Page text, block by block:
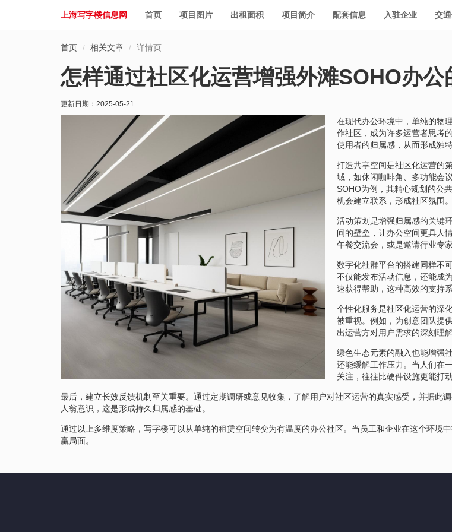
上海写字楼信息网 首页 项目图片 出租面积 项目简介 配套信息 入驻企业 交
首页 相关文章 详情页
怎样通过社区化运营增强外滩SOHO办公
更新日期： 2025-05-21
在现代办公环境中，单纯的物
作社区，成为许多运营者思考
使用者的归属感，从而形成独
打造共享空间是社区化运营的
域，如休闲咖啡角、多功能会
SOHO为例，其精心规划的公
机会建立联系，形成社区氛围。
活动策划是增强归属感的关键
间的壁垒，让办公空间更具人
午餐交流会，或是邀请行业专
数字化社群平台的搭建同样不
不仅能发布活动信息，还能成
速获得帮助，这种高效的支持
个性化服务是社区化运营的深
被重视。例如，为创意团队提
出运营方对用户需求的深刻理
绿色生态元素的融入也能增强
还能缓解工作压力。当人们在
关注，往往比硬件设施更能打动
最后，建立长效反馈机制至关重要。通过定期调研或意见收集，了解用户对社区运营的真实感受，并据此
人翁意识，这是形成持久归属感的基础。
通过以上多维度策略，写字楼可以从单纯的租赁空间转变为有温度的办公社区。当员工和企业在这个环境
赢局面。